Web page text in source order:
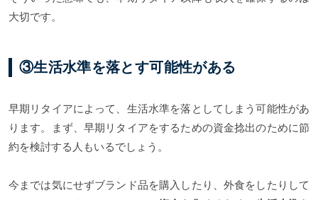
大切です。
③生活水準を落とす可能性がある
早期リタイアによって、生活水準を落としてしまう可能性があ
ります。まず、早期リタイアをするための資金捻出のために節
約を検討する人もいるでしょう。
今までは気にせずブランド品を購入したり、外食をしたりして